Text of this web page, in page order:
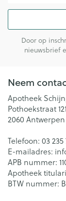
Door op
nieuwsbrief
Neem
Apotheek
Pothoekstraat
2060 Antwerpen
Telefoon: 03 235
E-mailadres:
APB nummer:
Apotheek
BTW nummer: